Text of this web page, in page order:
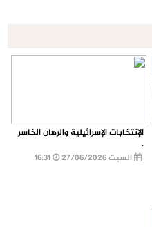
الإنتخابات الإسرائيلية والرهان الخاسر
.
السبت 27/06/2026
16:31